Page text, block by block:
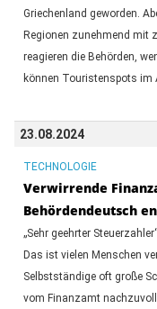
Griechenland geworden.
Regionen zunehmend mit
reagieren die Behörden,
können Touristenspots im
23.08.2024
TECHNOLOGIE
Verwirrende
Behördendeutsch
„Sehr geehrter
Das ist vielen Menschen
Selbstständige oft große
vom Finanzamt